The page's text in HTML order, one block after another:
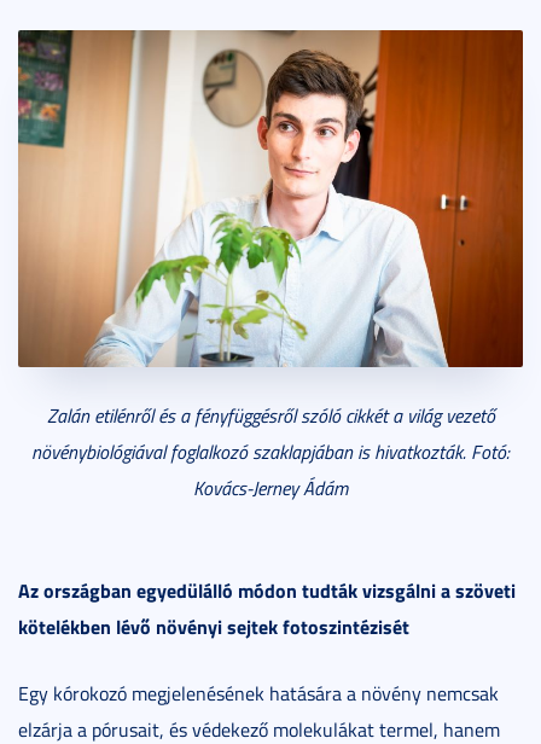
Zalán etilénről és a fényfüggésről szóló cikkét a világ vezető
növénybiológiával foglalkozó szaklapjában is hivatkozták. Fotó:
Kovács-Jerney Ádám
Az országban egyedülálló módon tudták vizsgálni a szöveti
kötelékben lévő növényi sejtek fotoszintézisét
Egy kórokozó megjelenésének hatására a növény nemcsak
elzárja a pórusait, és védekező molekulákat termel, hanem